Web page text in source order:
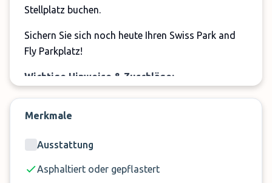
Stellplatz buchen.
Sichern Sie sich noch heute Ihren Swiss Park and
Fly Parkplatz!
Wichtige Hinweise & Zuschläge:
Der Shuttle Service ist für 4 Personen gratis,
jede weitere Person zahlt 20 CHF extra. Dieser
Merkmale
Ausstattung
Asphaltiert oder gepflastert